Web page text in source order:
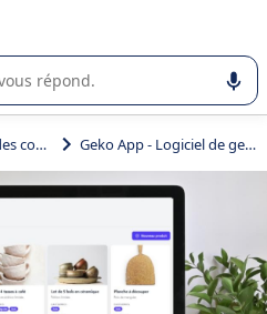
l'utilisation ou la sélection de
Saisie des commandes Geko App - Logiciel de gestion de stocks